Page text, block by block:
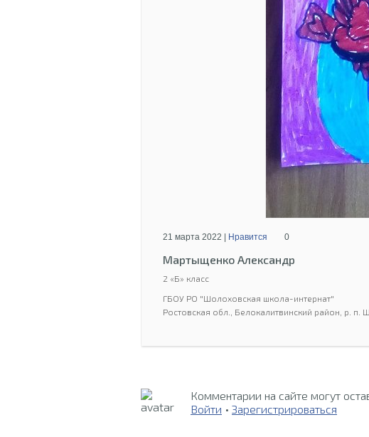
21 марта 2022 | Нравится 0
Мартыщенко Александр
2 «Б» класс
ГБОУ РО "Шолоховская школа-интернат"
Ростовская обл., Белокалитвинский район, р. п.
Комментарии на сайте могут
Войти • Зарегистрироваться